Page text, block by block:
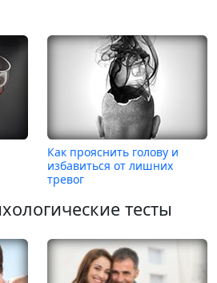
Как прояснить голову и
избавиться от лишних
тревог
тесты